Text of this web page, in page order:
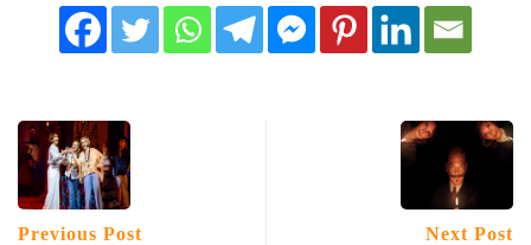
Previous Post Next Post